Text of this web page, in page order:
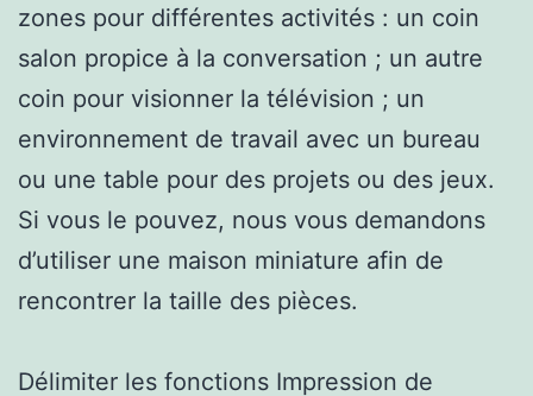
zones pour différentes activités : un coin
salon propice à la conversation ; un autre
coin pour visionner la télévision ; un
environnement de travail avec un bureau
ou une table pour des projets ou des jeux.
Si vous le pouvez, nous vous demandons
d’utiliser une maison miniature afin de
rencontrer la taille des pièces.
Délimiter les fonctions Impression de